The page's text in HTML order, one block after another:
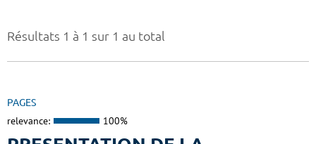
Résultats 1 à 1 sur 1 au total
PAGES
relevance: 100%